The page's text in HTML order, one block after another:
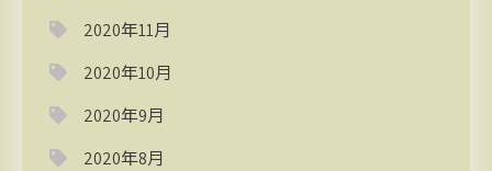
2020年11月
2020年10月
2020年9月
2020年8月